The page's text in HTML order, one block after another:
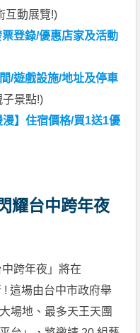
互動展覽!)
登錄/優惠店家及活動
/遊戲設施/地址及停車
子景點!)
漫】住宿價格/買1送1優
耀台中跨年夜
跨年夜」將在
! 這場由台中市政府舉
場地、最多天王天團